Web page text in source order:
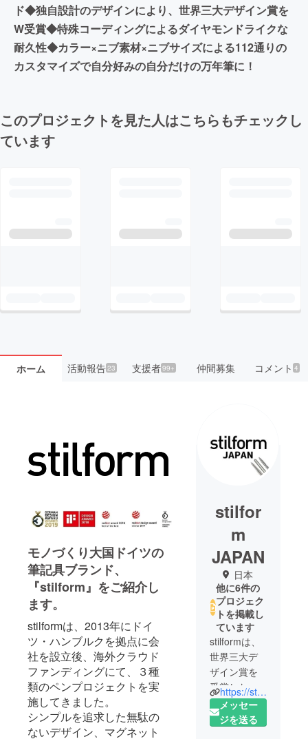
ド◆独自設計のデザインにより、世界三大デザイン賞を
W受賞◆特殊コーディングによるダイヤモンドライクな
耐久性◆カラー×ニブ素材×ニブサイズによる112通りの
カスタマイズで自分好みの自分だけの万年筆に！
このプロジェクトを見た人はこちらもチェックし
ています
ホーム 活動報告23 支援者99+ 仲間募集 コメント4
モノづくり大国ドイツの
筆記具ブランド、
『stilform』をご紹介し
ます。
stilformは、2013年にドイ
ツ・ハンブルクを拠点に会
社を設立後、海外クラウド
ファンディングにて、３種
類のペンプロジェクトを実
施してきました。
シンプルを追求した無駄の
ないデザイン、マグネット
stilfor
m
JAPAN
日本
他に6件の
プロジェク
トを掲載し
ています
stilformは、
世界三大デ
ザイン賞を
受賞したド
イツ筆記具
メーカー。
https://stilformjapan.com/
メッセー
ジを送る